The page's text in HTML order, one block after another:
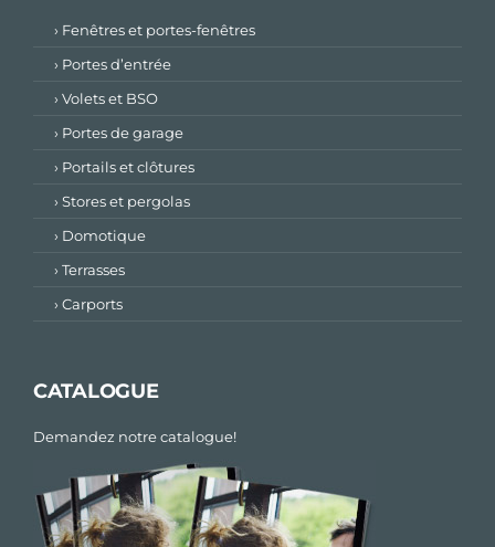
› Fenêtres et portes-fenêtres
› Portes d’entrée
› Volets et BSO
› Portes de garage
› Portails et clôtures
› Stores et pergolas
› Domotique
› Terrasses
› Carports
CATALOGUE
Demandez notre catalogue!